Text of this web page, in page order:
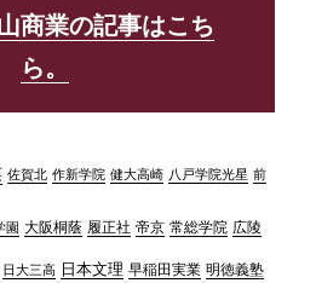
商業の記事はこち
ら。
佐賀北 作新学院 健大高崎 八戸学院光星 前
園 大阪桐蔭 履正社 帝京 常総学院 広陵
日大三高 日本文理 早稲田実業 明徳義塾